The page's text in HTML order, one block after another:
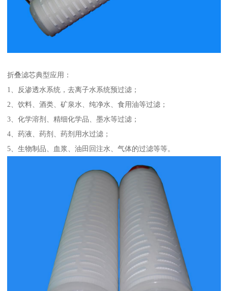
折叠滤芯典型应用：
1、反渗透水系统，去离子水系统预过滤；
2、饮料、酒类、矿泉水、纯净水、食用油等过滤；
3、化学溶剂、精细化学品、墨水等过滤；
4、药液、药剂、药剂用水过滤；
5、生物制品、血浆、油田回注水、气体的过滤等等。